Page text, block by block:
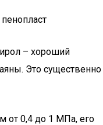
– хороший
Это существенно
от 0,4 до 1 МПа, его